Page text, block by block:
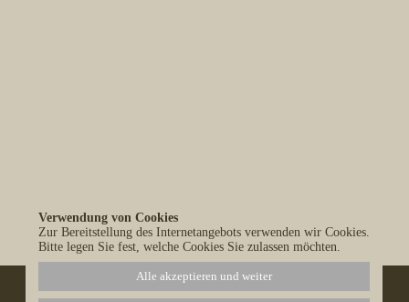
Alle Blog-Einträge anzeigen
Verwendung von Cookies
Zur Bereitstellung des Internetangebots verwenden wir Cookies.
Bitte legen Sie fest, welche Cookies Sie zulassen möchten.
Alle akzeptieren und weiter